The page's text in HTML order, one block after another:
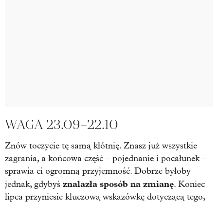
WAGA 23.09–22.10
Znów toczycie tę samą kłótnię. Znasz już wszystkie
zagrania, a końcowa część – pojednanie i pocałunek –
sprawia ci ogromną przyjemność. Dobrze byłoby
jednak, gdybyś znalazła sposób na zmianę. Koniec
lipca przyniesie kluczową wskazówkę dotyczącą tego,